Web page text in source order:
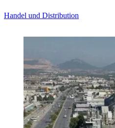
Handel und Distribution